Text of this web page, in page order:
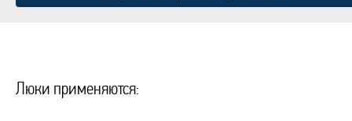
Люки применяются: